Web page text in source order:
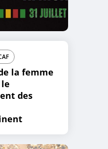
la femme
des